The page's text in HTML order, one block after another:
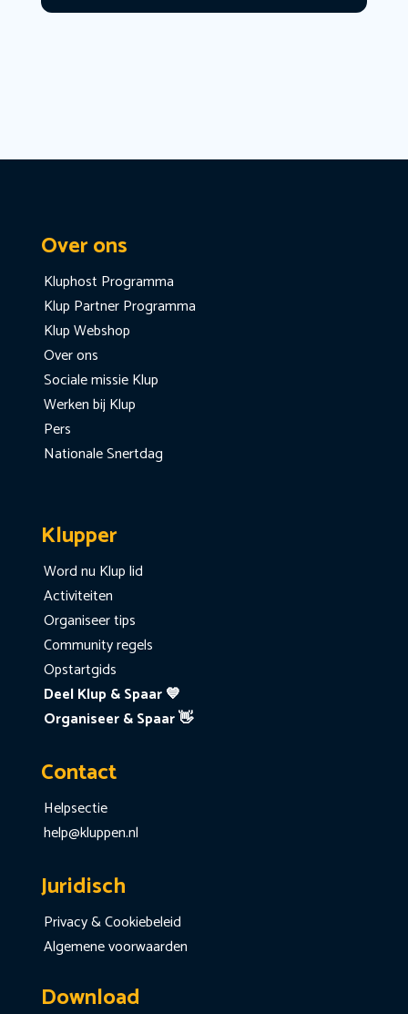
Over ons
Kluphost Programma
Klup Partner Programma
Klup Webshop
Over ons
Sociale missie Klup
Werken bij Klup
Pers
Nationale Snertdag
Klupper
Word nu Klup lid
Activiteiten
Organiseer tips
Community regels
Opstartgids
Deel Klup & Spaar 💙
Organiseer & Spaar 👋
Contact
Helpsectie
help@kluppen.nl
Juridisch
Privacy & Cookiebeleid
Algemene voorwaarden
Download